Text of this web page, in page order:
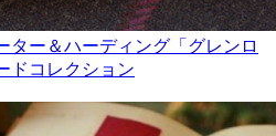
ター＆ハーディング「グレンロ
ドコレクション